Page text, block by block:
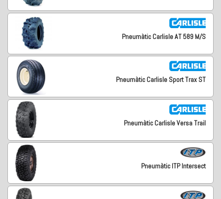
Pneumàtic Carlisle AT 589 M/S
Pneumàtic Carlisle Sport Trax ST
Pneumàtic Carlisle Versa Trail
Pneumàtic ITP Intersect